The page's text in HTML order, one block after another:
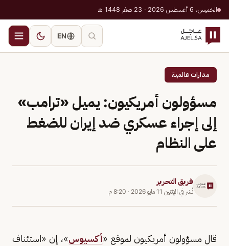
الخميس، 6 أغسطس 2026 · 23 صفر 1448 هـ
EN
مدارات عالمية
مسؤولون أمريكيون: يميل «ترامب»
إلى إجراء عسكري ضد إيران للضغط
على النظام
فريق التحرير
نُشر في الإثنين 11 مايو 2026 · 8:20 م
قال مسؤولون أمريكيون لموقع «أكسيوس»، إن «استئناف